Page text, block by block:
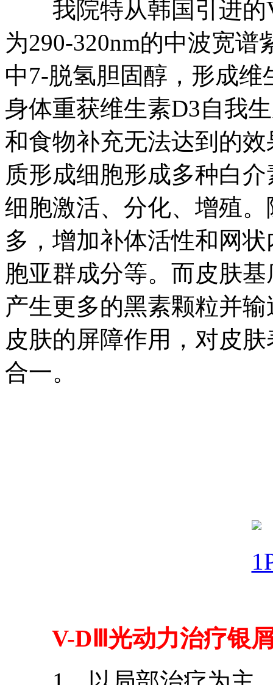
我院特从韩国引进的
为290-320nm的中波宽
中7-脱氢胆固醇，形成
身体重获维生素D3自我
和食物补充无法达到的
质形成细胞形成多种白
细胞激活、分化、增殖
多，增加补体活性和网
胞亚群成分等。而皮肤
产生更多的黑素颗粒并
皮肤的屏障作用，对皮
合一。
V-DⅢ光动力治疗银屑